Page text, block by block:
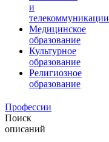
и
телекоммуникации
Медицинское
образование
Культурное
образование
Религиозное
образование
Профессии
Поиск
описаний